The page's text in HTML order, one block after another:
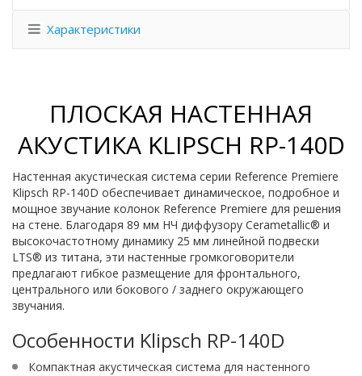
Характеристики
ПЛОСКАЯ НАСТЕННАЯ
АКУСТИКА KLIPSCH RP-140D
Настенная акустическая система серии Reference Premiere
Klipsch RP-140D обеспечивает динамическое, подробное и
мощное звучание колонок Reference Premiere для решения
на стене. Благодаря 89 мм НЧ диффузору Cerametallic® и
высокочастотному динамику 25 мм линейной подвески
LTS® из титана, эти настенные громкоговорители
предлагают гибкое размещение для фронтального,
центрального или бокового / заднего окружающего
звучания.
Особенности Klipsch RP-140D
Компактная акустическая система для настенного